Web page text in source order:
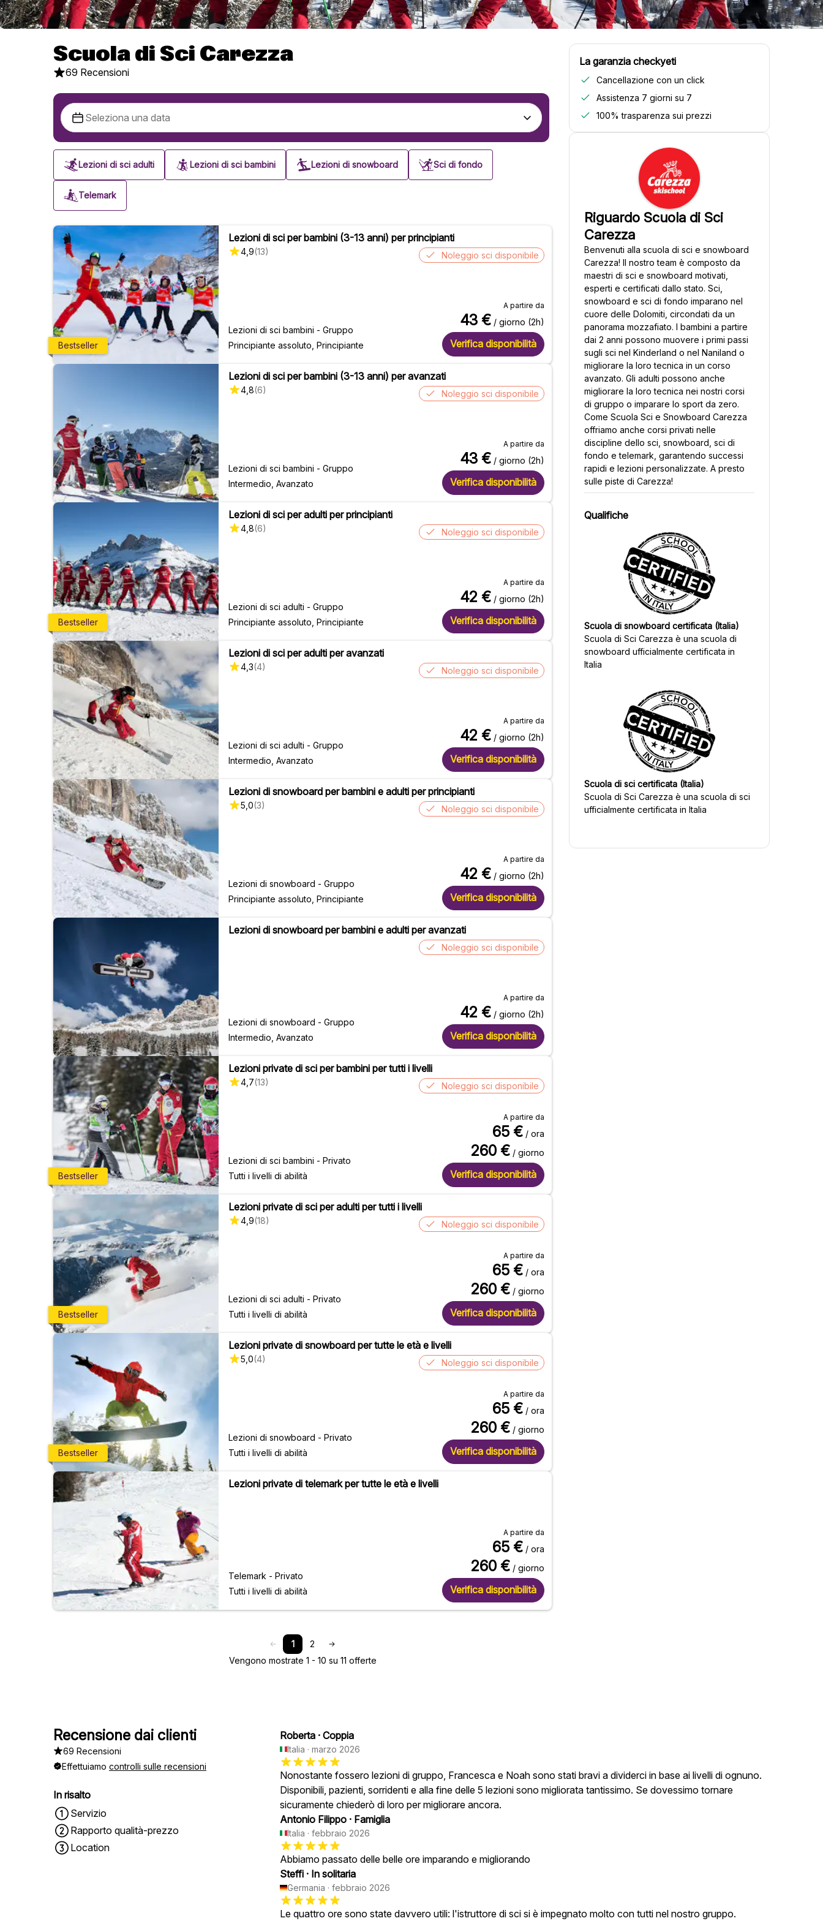
Scuola di Sci Carezza
69 Recensioni
Lezioni di sci adulti Lezioni di sci bambini Lezioni di snowboard Sci di fondo
Telemark
Bestseller
Lezioni di sci per bambini (3-13 anni) per principianti
4,9(13)
Lezioni di sci bambini - Gruppo
Principiante assoluto, Principiante
Noleggio sci disponibile
A partire da
43 € / giorno (2h)
Verifica disponibilità
Lezioni di sci per bambini (3-13 anni) per avanzati
4,8(6)
Lezioni di sci bambini - Gruppo
Intermedio, Avanzato
Noleggio sci disponibile
A partire da
43 € / giorno (2h)
Verifica disponibilità
Bestseller
Lezioni di sci per adulti per principianti
4,8(6)
Lezioni di sci adulti - Gruppo
Principiante assoluto, Principiante
Noleggio sci disponibile
A partire da
42 € / giorno (2h)
Verifica disponibilità
Lezioni di sci per adulti per avanzati
4,3(4)
Lezioni di sci adulti - Gruppo
Intermedio, Avanzato
Noleggio sci disponibile
A partire da
42 € / giorno (2h)
Verifica disponibilità
Lezioni di snowboard per bambini e adulti per principianti
5,0(3)
Lezioni di snowboard - Gruppo
Principiante assoluto, Principiante
Noleggio sci disponibile
A partire da
42 € / giorno (2h)
Verifica disponibilità
Lezioni di snowboard per bambini e adulti per avanzati
Lezioni di snowboard - Gruppo
Intermedio, Avanzato
Noleggio sci disponibile
A partire da
42 € / giorno (2h)
Verifica disponibilità
Bestseller
Lezioni private di sci per bambini per tutti i livelli
4,7(13)
Lezioni di sci bambini - Privato
Tutti i livelli di abilità
Noleggio sci disponibile
A partire da
65 € / ora
260 € / giorno
Verifica disponibilità
Bestseller
Lezioni private di sci per adulti per tutti i livelli
4,9(18)
Lezioni di sci adulti - Privato
Tutti i livelli di abilità
Noleggio sci disponibile
A partire da
65 € / ora
260 € / giorno
Verifica disponibilità
Bestseller
Lezioni private di snowboard per tutte le età e livelli
5,0(4)
Lezioni di snowboard - Privato
Tutti i livelli di abilità
Noleggio sci disponibile
A partire da
65 € / ora
260 € / giorno
Verifica disponibilità
Lezioni private di telemark per tutte le età e livelli
Telemark - Privato
Tutti i livelli di abilità
A partire da
65 € / ora
260 € / giorno
Verifica disponibilità
1
2
Vengono mostrate 1 - 10 su 11 offerte
La garanzia checkyeti
Cancellazione con un click
Assistenza 7 giorni su 7
100% trasparenza sui prezzi
Riguardo Scuola di Sci
Carezza
Benvenuti alla scuola di sci e snowboard
Carezza! Il nostro team è composto da
maestri di sci e snowboard motivati,
esperti e certificati dallo stato. Sci,
snowboard e sci di fondo imparano nel
cuore delle Dolomiti, circondati da un
panorama mozzafiato. I bambini a partire
dai 2 anni possono muovere i primi passi
sugli sci nel Kinderland o nel Naniland o
migliorare la loro tecnica in un corso
avanzato. Gli adulti possono anche
migliorare la loro tecnica nei nostri corsi
di gruppo o imparare lo sport da zero.
Come Scuola Sci e Snowboard Carezza
offriamo anche corsi privati nelle
discipline dello sci, snowboard, sci di
fondo e telemark, garantendo successi
rapidi e lezioni personalizzate. A presto
sulle piste di Carezza!
Qualifiche
Scuola di snowboard certificata (Italia)
Scuola di Sci Carezzaè una scuola di
snowboard ufficialmente certificata in
Italia
Scuola di sci certificata (Italia)
Scuola di Sci Carezzaè una scuola di sci
ufficialmente certificata in Italia
Recensione dai clienti
69 Recensioni
Effettuiamo controlli sulle recensioni
In risalto
Servizio
Rapporto qualità-prezzo
Location
Roberta · Coppia
Italia · marzo 2026
Nonostante fossero lezioni di gruppo, Francesca e Noah sono stati bravi a dividerci in base ai livelli di ognuno.
Disponibili, pazienti, sorridenti e alla fine delle 5 lezioni sono migliorata tantissimo. Se dovessimo tornare
sicuramente chiederò di loro per migliorare ancora.
Antonio Filippo · Famiglia
Italia · febbraio 2026
Abbiamo passato delle belle ore imparando e migliorando
Steffi · In solitaria
Germania · febbraio 2026
Le quattro ore sono state davvero utili: l'istruttore di sci si è impegnato molto con tutti nel nostro gruppo.